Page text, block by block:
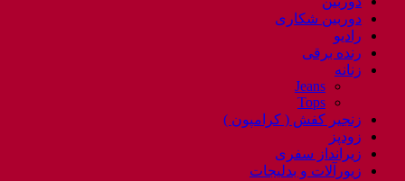
دوربین شکاری
رادیو
رنده برقی
زنانه
Jeans
Tops
زنجیر کفش ( کرامپون )
زودپز
زیرانداز سفری
زیورآلات و بدلیجات